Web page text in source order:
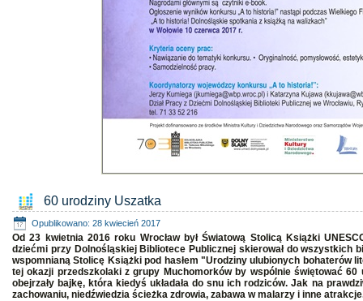
60 urodziny Uszatka
Opublikowano: 28 kwiecień 2017
Od 23 kwietnia 2016 roku Wrocław był Światową Stolicą Książki
dziećmi przy Dolnośląskiej Bibliotece Publicznej skierował do wszystkich
wspomnianą Stolicę Książki pod hasłem "Urodziny ulubionych bohaterów
tej okazji przedszkolaki z grupy Muchomorków by wspólnie świętować
obejrzały bajkę, która kiedyś układała do snu ich rodziców. Jak na
zachowaniu, niedźwiedzia ścieżka zdrowia, zabawa w malarzy i inne